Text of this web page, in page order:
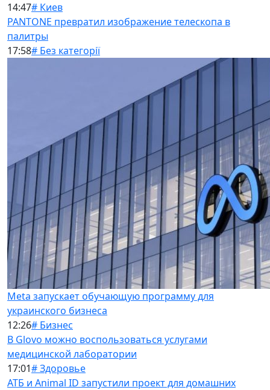
14:47# Киев
PANTONE превратил изображение телескопа в
палитры
17:58# Без категорії
Meta запускает обучающую программу для
украинского бизнеса
12:26# Бизнес
В Glovo можно воспользоваться услугами
медицинской лаборатории
17:01# Здоровье
АТБ и Animal ID запустили проект для домашних